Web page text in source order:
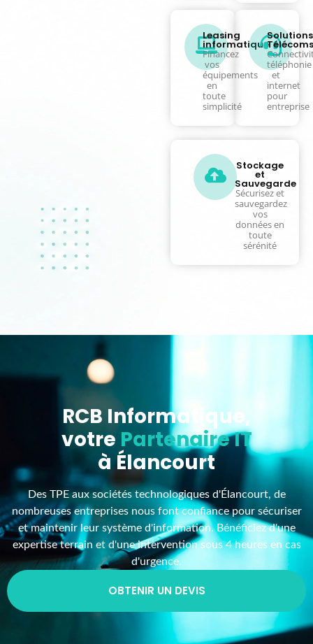
Leasing
informatique
Financez
vos
équipements
en
toute
simplicité
Solutions
Télécoms
téléphonie
et
internet
pour
entreprise
Stockage
et
Sauvegarde
Sécurisez et
sauvegardez
vos
données en
toute
sérénité
RCB Informatique,
votre Partenaire IT
à Élancourt
Des TPE aux sociétés technologiques d'Élancourt, de
nombreuses entreprises nous font confiance pour sécuriser
et maintenir leur système d'information. Bénéficiez d'une
expertise terrain et d'une intervention sous 4 heures en cas
d'urgence.
OBTENIR UN DEVIS